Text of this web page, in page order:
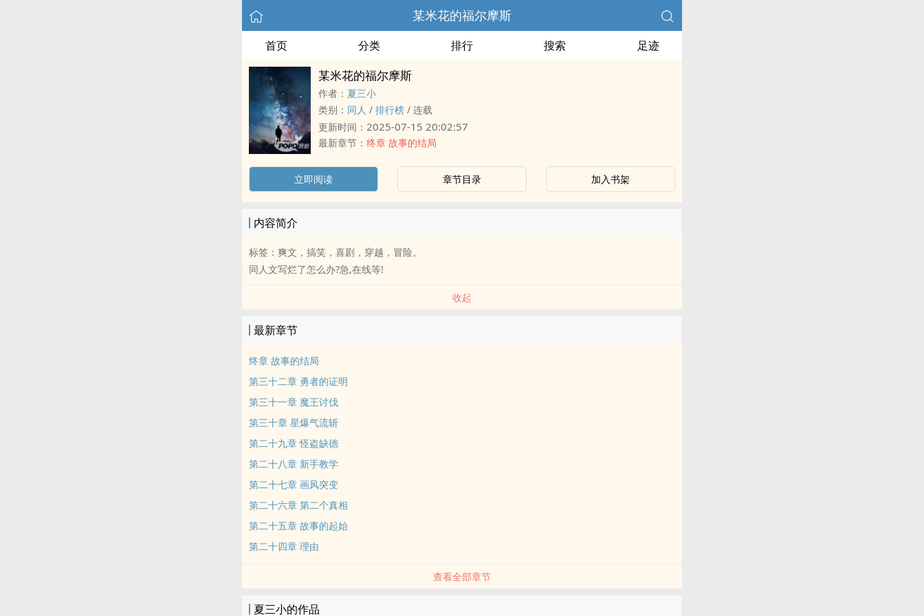
某米花的福尔摩斯
首页 分类 排行 搜索 足迹
某米花的福尔摩斯
作者： 夏三小
类别： ‍‎同‌‎人‌ / 排行榜 / 连载
更新时间： 2025-07-15 20:02:57
最新章节： 终章 故事的结局
立即阅读 章节目录 加入书架
内容简介
标签：爽文，搞笑，喜剧，穿越，冒险。
‍‎同‌‎人‌文写烂了怎么办?急,在线等!
收起
最新章节
终章 故事的结局
第三十二章 勇者的证明
第三十一章 魔王讨伐
第三十章 星爆气流斩
第二十九章 怪盗缺德
第二十八章 新手教学
第二十七章 画风突变
第二十六章 第二个真相
第二十五章 故事的起始
第二十四章 理由
查看全部章节
夏三小的作品